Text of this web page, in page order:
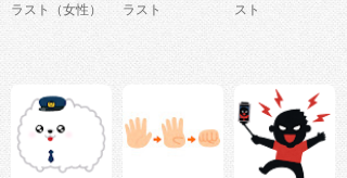
ラスト（女性）
ラスト
スト